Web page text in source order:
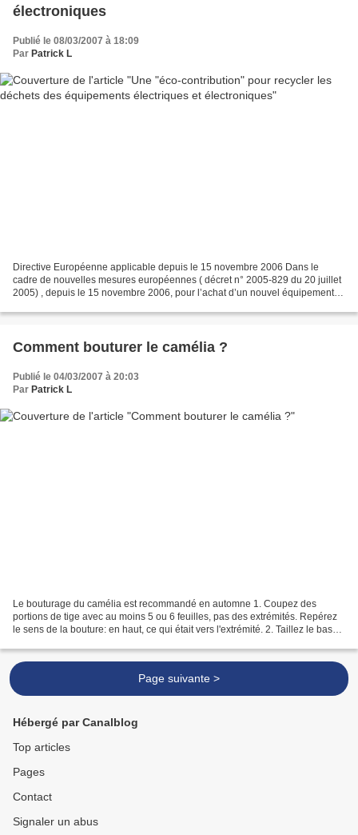
électroniques
Publié le 08/03/2007 à 18:09
Par Patrick L
Directive Européenne applicable depuis le 15 novembre 2006 Dans le
cadre de nouvelles mesures européennes ( décret n° 2005-829 du 20 juillet
2005) , depuis le 15 novembre 2006, pour l’achat d’un nouvel équipement
Comment bouturer le camélia ?
Publié le 04/03/2007 à 20:03
Par Patrick L
Le bouturage du camélia est recommandé en automne 1. Coupez des
portions de tige avec au moins 5 ou 6 feuilles, pas des extrémités. Repérez
le sens de la bouture: en haut, ce qui était vers l'extrémité. 2. Taillez le bas
Page suivante >
Hébergé par Canalblog
Top articles
Pages
Contact
Signaler un abus